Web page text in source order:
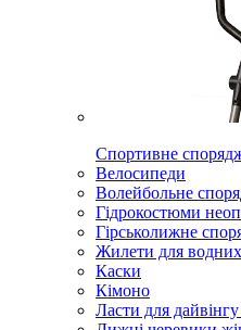
Спортивне
Велосипеди
Волейбольне
Гідрокостюми
Гірськолижне
Жилети для
Каски
Кімоно
Ласти для